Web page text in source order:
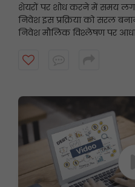
शेयरों पर शोध करने में समय
निवेश इस प्रक्रिया को सरल
निवेश मौलिक विश्लेषण पर
दृष्टिकोण के अनुरूप संभावित